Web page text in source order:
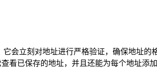
会立刻对地址进行严格验证，确保地址
看已保存的地址，并且还能为每个地址添